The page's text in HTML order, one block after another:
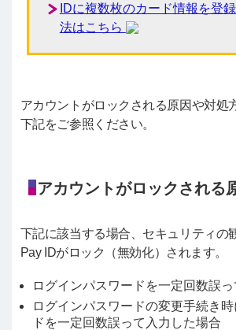
IDに複数枚のカード情報を登
法はこちら
アカウントがロックされる原因や対処
下記をご参照ください。
アカウントがロックされる
下記に該当する場合、セキュリティの
Pay IDがロック（無効化）されます。
ログインパスワードを一定回数誤
ログインパスワードの変更手続き
ドを一定回数誤って入力した場合